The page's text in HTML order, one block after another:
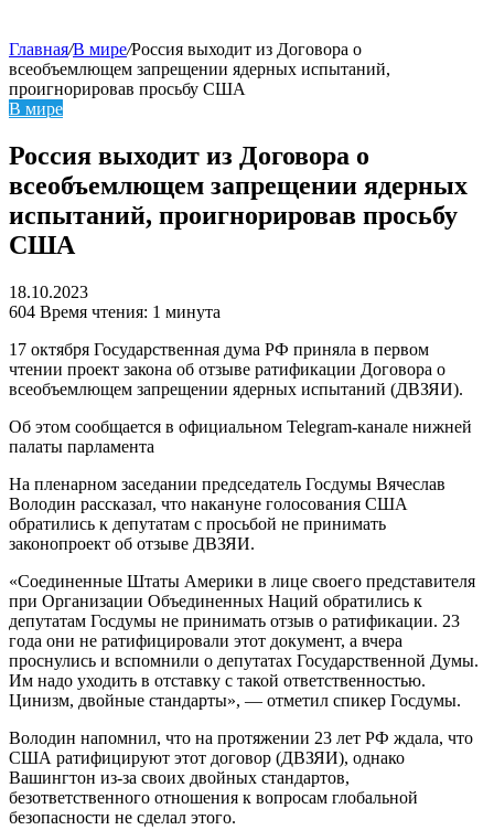
Главная/В мире/Россия выходит из Договора о
всеобъемлющем запрещении ядерных испытаний,
проигнорировав просьбу США
В мире
Россия выходит из Договора о
всеобъемлющем запрещении ядерных
испытаний, проигнорировав просьбу
США
18.10.2023
604 Время чтения: 1 минута
17 октября Государственная дума РФ приняла в первом
чтении проект закона об отзыве ратификации Договора о
всеобъемлющем запрещении ядерных испытаний (ДВЗЯИ).
Об этом сообщается в официальном Telegram-канале нижней
палаты парламента
На пленарном заседании председатель Госдумы Вячеслав
Володин рассказал, что накануне голосования США
обратились к депутатам с просьбой не принимать
законопроект об отзыве ДВЗЯИ.
«Соединенные Штаты Америки в лице своего представителя
при Организации Объединенных Наций обратились к
депутатам Госдумы не принимать отзыв о ратификации. 23
года они не ратифицировали этот документ, а вчера
проснулись и вспомнили о депутатах Государственной Думы.
Им надо уходить в отставку с такой ответственностью.
Цинизм, двойные стандарты», — отметил спикер Госдумы.
Володин напомнил, что на протяжении 23 лет РФ ждала, что
США ратифицируют этот договор (ДВЗЯИ), однако
Вашингтон из-за своих двойных стандартов,
безответственного отношения к вопросам глобальной
безопасности не сделал этого.